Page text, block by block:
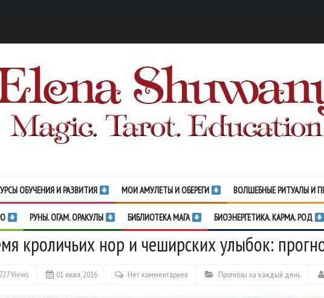
ОБУЧЕНИЯ И РАЗВИТИЯ МОИ АМУЛЕТЫ И ОБЕРЕГИ ВОЛШЕБНЫЕ РИТУАЛЫ И
РУНЫ. ОГАМ. ОРАКУЛЫ БИБЛИОТЕКА МАГА БИОЭНЕРГЕТИКА. КАРМА. РОД
кроличьих нор и чеширских улыбок:
Views 01 июля, 2016 Нет комментариев Прогнозы на каждый день